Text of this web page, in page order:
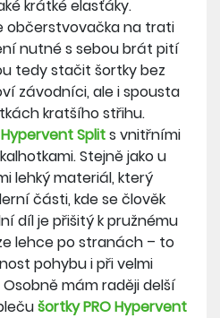
krátké elasťáky.
občerstvovačka na trati
nutné s sebou brát pití
tedy stačit šortky bez
závodníci, ale i spousta
kratšího střihu.
Hypervent Splits vnitřními
Stejně jako u
lehký materiál, který
části, kde se člověk
díl je přišitý k pružnému
lehce po stranách – to
pohybu i při velmi
mám raději delší
šortky PRO Hypervent